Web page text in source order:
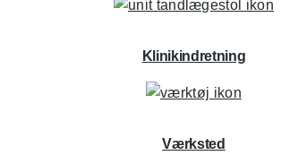
Klinikindretning
Værksted